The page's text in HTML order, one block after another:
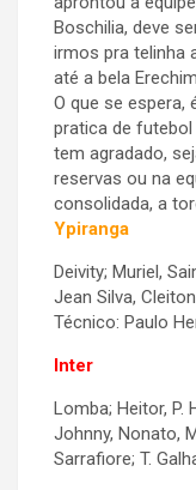
Boschilia, deve
irmos pra telinha
até a bela
O que se espera,
pratica de
tem agradado,
reservas ou na
consolidada, a
Ypiranga
Deivity; Muriel,
Jean Silva,
Técnico: Paulo
Inter
Lomba; Heitor, P.
Johnny, Nonato,
Sarrafiore; T.